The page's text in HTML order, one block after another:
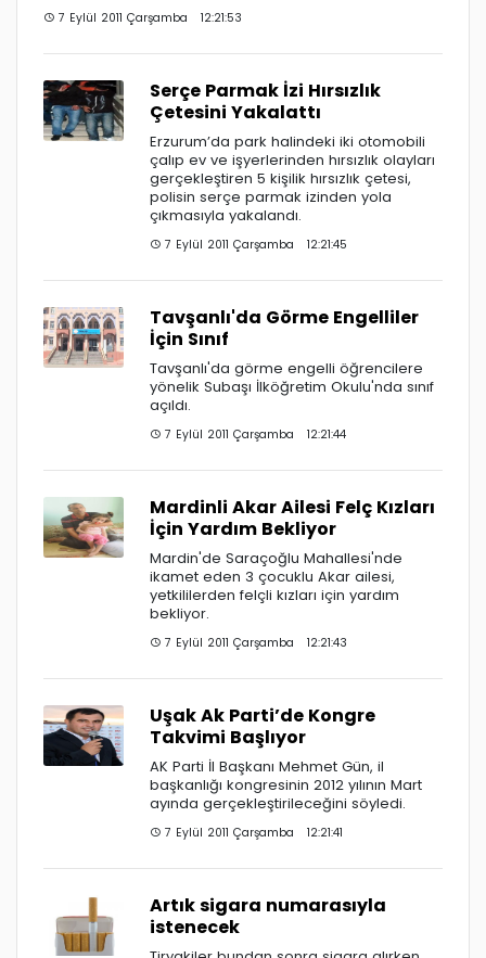
7 Eylül 2011 Çarşamba 12:21:53
Serçe Parmak İzi Hırsızlık
Çetesini Yakalattı
Erzurum’da park halindeki iki otomobili
çalıp ev ve işyerlerinden hırsızlık olayları
gerçekleştiren 5 kişilik hırsızlık çetesi,
polisin serçe parmak izinden yola
çıkmasıyla yakalandı.
7 Eylül 2011 Çarşamba 12:21:45
Tavşanlı'da Görme Engelliler
İçin Sınıf
Tavşanlı'da görme engelli öğrencilere
yönelik Subaşı İlköğretim Okulu'nda sınıf
açıldı.
7 Eylül 2011 Çarşamba 12:21:44
Mardinli Akar Ailesi Felç Kızları
İçin Yardım Bekliyor
Mardin'de Saraçoğlu Mahallesi'nde
ikamet eden 3 çocuklu Akar ailesi,
yetkililerden felçli kızları için yardım
bekliyor.
7 Eylül 2011 Çarşamba 12:21:43
Uşak Ak Parti’de Kongre
Takvimi Başlıyor
AK Parti İl Başkanı Mehmet Gün, il
başkanlığı kongresinin 2012 yılının Mart
ayında gerçekleştirileceğini söyledi.
7 Eylül 2011 Çarşamba 12:21:41
Artık sigara numarasıyla
istenecek